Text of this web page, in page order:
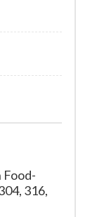
316,